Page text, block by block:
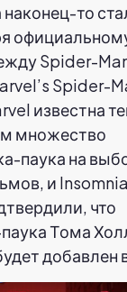
то
Spider-
Spider-
известна
множество
паука на
и
что
Тома
добавлен